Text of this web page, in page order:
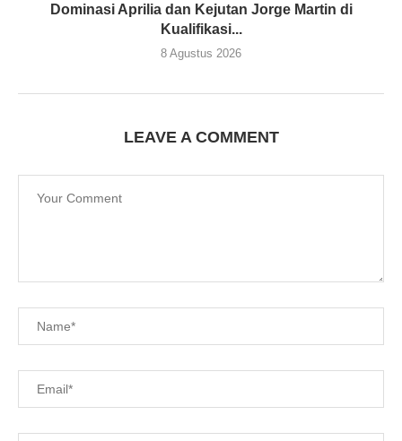
Dominasi Aprilia dan Kejutan Jorge Martin di
Kualifikasi...
8 Agustus 2026
LEAVE A COMMENT